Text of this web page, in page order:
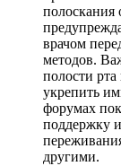
полоскания
врачом
методов.
полости
укрепить
форумах
поддержку
другими.